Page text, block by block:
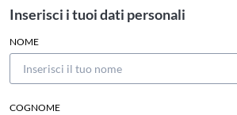
Inserisci i tuoi dati personali
NOME
COGNOME